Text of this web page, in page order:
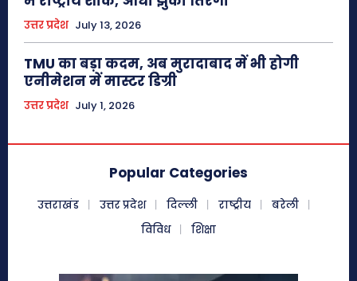
उत्तर प्रदेश July 13, 2026
TMU का बड़ा कदम, अब मुरादाबाद में भी होगी
एनीमेशन में मास्टर डिग्री
उत्तर प्रदेश July 1, 2026
Popular Categories
उत्तराखंड उत्तर प्रदेश दिल्ली राष्ट्रीय
बरेली
विविध
शिक्षा